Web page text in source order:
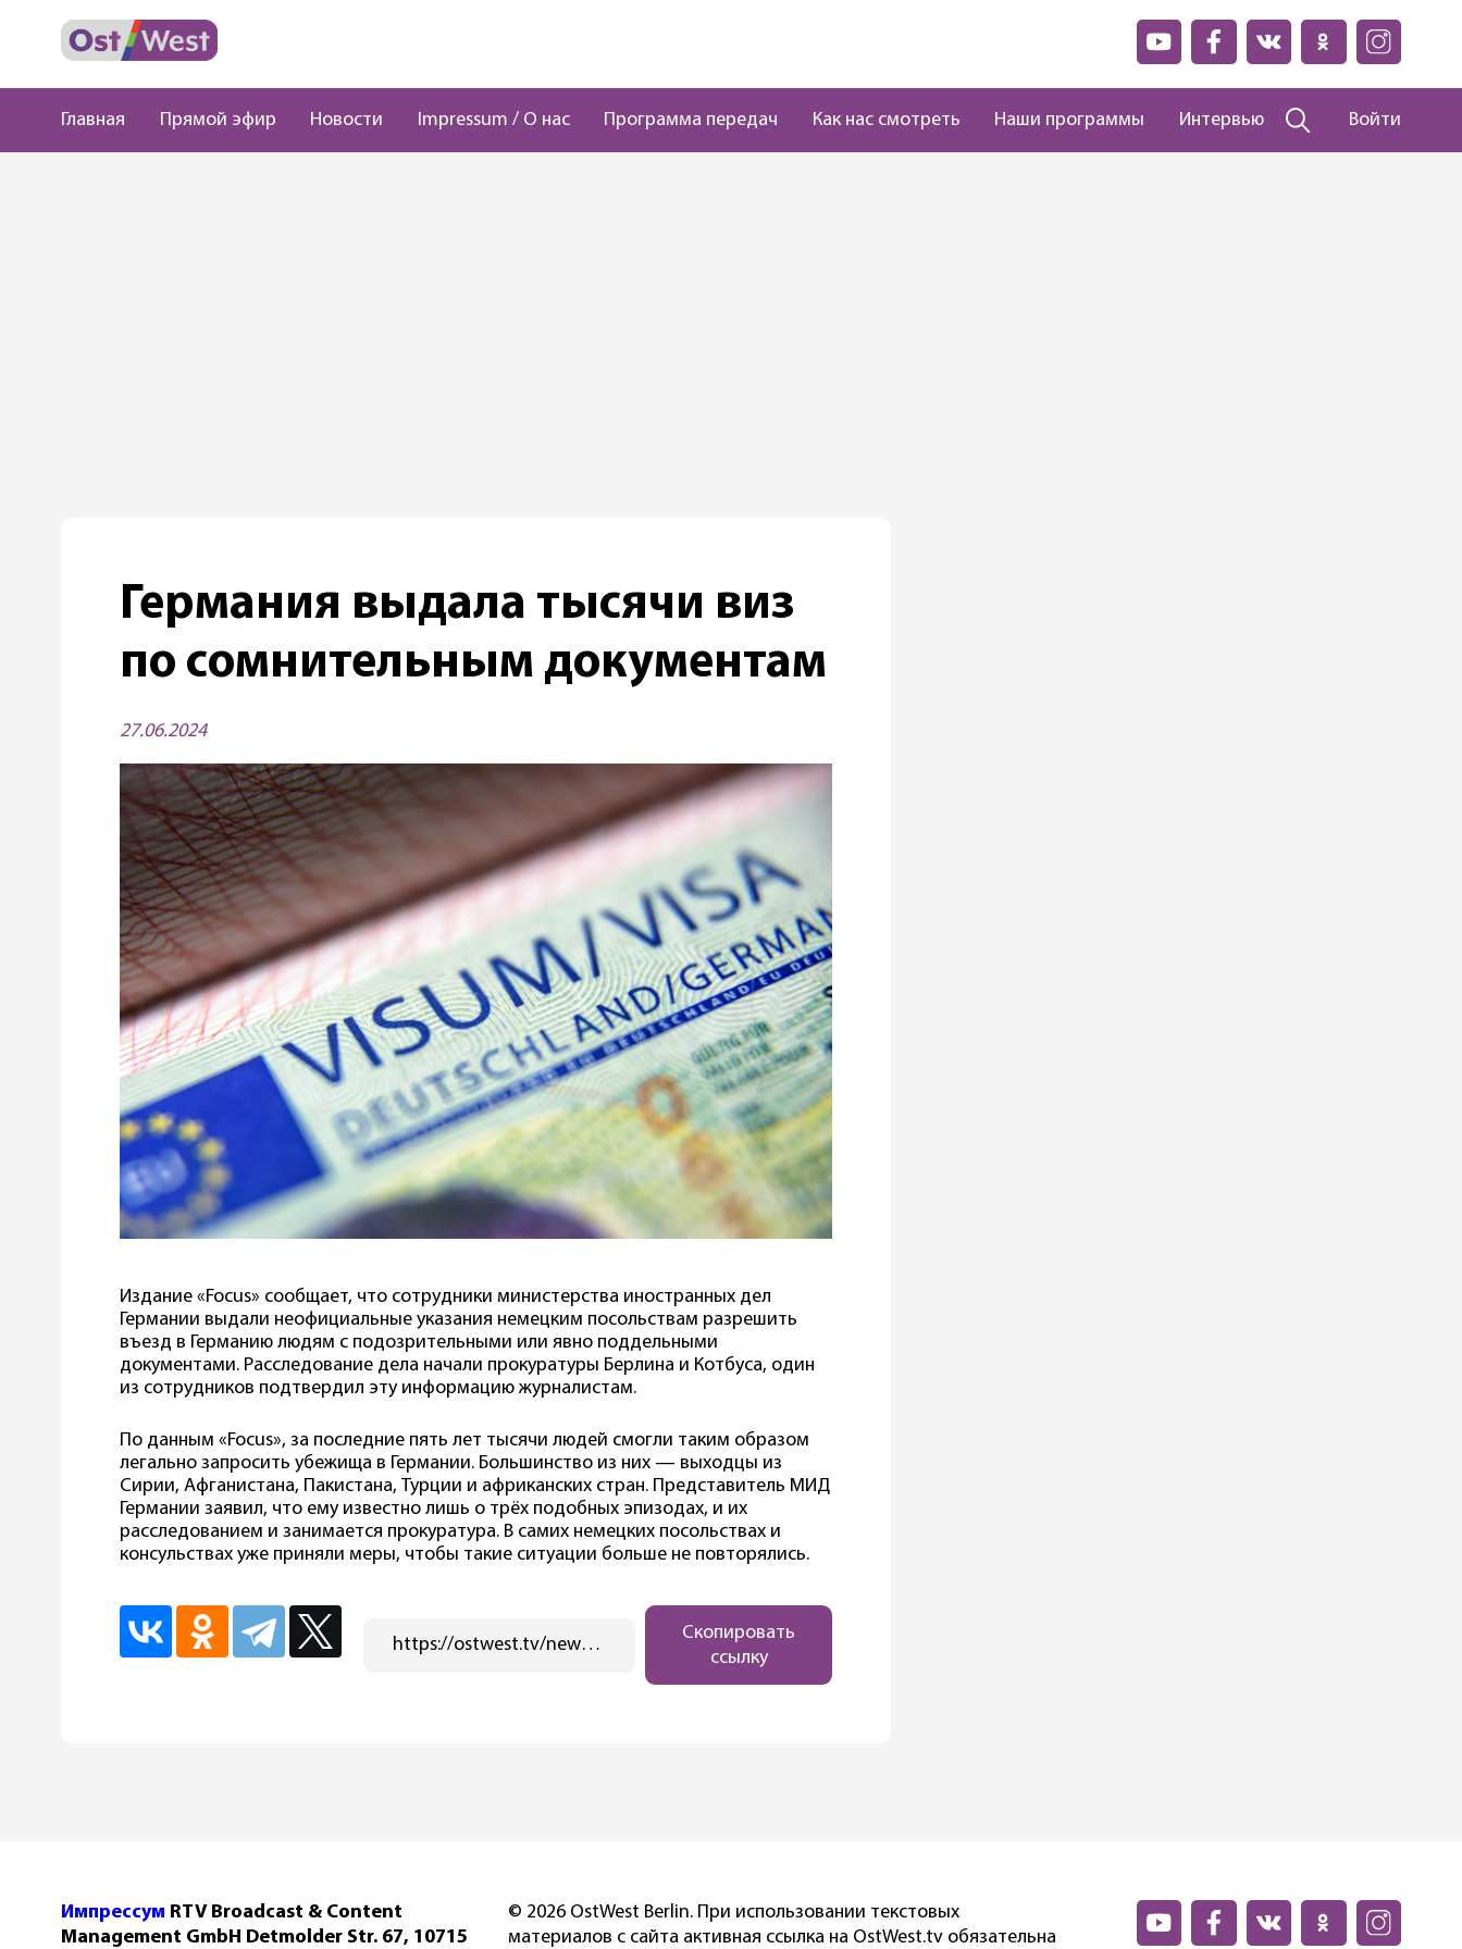
Главная Прямой эфир Новости Impressum / О нас Программа передач Как нас смотреть Наши программы Интервью Войти
Германия выдала тысячи виз
по сомнительным документам
27.06.2024
Издание «Focus» сообщает, что сотрудники министерства иностранных дел
Германии выдали неофициальные указания немецким посольствам разрешить
въезд в Германию людям с подозрительными или явно поддельными
документами. Расследование дела начали прокуратуры Берлина и Котбуса, один
из сотрудников подтвердил эту информацию журналистам.
По данным «Focus», за последние пять лет тысячи людей смогли таким образом
легально запросить убежища в Германии. Большинство из них — выходцы из
Сирии, Афганистана, Пакистана, Турции и африканских стран. Представитель МИД
Германии заявил, что ему известно лишь о трёх подобных эпизодах, и их
расследованием и занимается прокуратура. В самих немецких посольствах и
консульствах уже приняли меры, чтобы такие ситуации больше не повторялись.
https://ostwest.tv/news/germaniya-vydala-tysyachi-viz-po-falshivym-dokumentam/
Скопировать
ссылку
Импрессум RTV Broadcast & Content
Management GmbH Detmolder Str. 67, 10715
© 2026 OstWest Berlin. При использовании текстовых
материалов с сайта активная ссылка на OstWest.tv обязательна